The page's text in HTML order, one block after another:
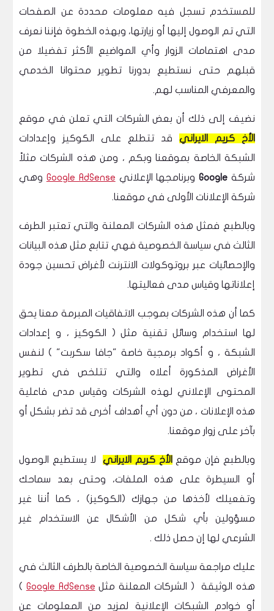
للمستخدم تسجل فيه معلومات محددة عن الصفحات
التي تم الوصول إليها أو زيارتها، وبهذه الخطوة فإننا نعرف
مدى اهتمامات الزوار وأي المواضيع الأكثر تفضيلا من
قبلهم حتى نستطيع بدورنا تطوير محتوانا الخدمي
والمعرفي المناسب لهم.
نضيف إلى ذلك أن بعض الشركات التي تعلن في موقع
الأخ كريم الايراني قد تتطلع على الكوكيز وإعدادات
الشبكة الخاصة بموقعنا وبكم ، ومن هذه الشركات مثلاً
شركة Googleوبرنامجها الإعلاني Google AdSense وهي
شركة الإعلانات الأولى في موقعنا.
وبالطبع فمثل هذه الشركات المعلنة والتي تعتبر الطرف
الثالث في سياسة الخصوصية فهي تتابع مثل هذه البيانات
والإحصائيات عبر بروتوكولات الانترنت لأغراض تحسين جودة
إعلاناتها وقياس مدى فعاليتها.
كما أن هذه الشركات بموجب الاتفاقيات المبرمة معنا يحق
لها استخدام وسائل تقنية مثل ( الكوكيز ، و إعدادات
الشبكة ، و أكواد برمجية خاصة "جافا سكربت" ) لنفس
الأغراض المذكورة أعلاه والتي تتلخص في تطوير
المحتوى الإعلاني لهذه الشركات وقياس مدى فاعلية
هذه الإعلانات ، من دون أي أهداف أخرى قد تضر بشكل أو
بآخر على زوار موقعنا.
وبالطبع فإن موقع الأخ كريم الايرانيلا يستطيع الوصول
أو السيطرة على هذه الملفات، وحتى بعد سماحك
وتفعيلك لأخذها من جهازك (الكوكيز) ، كما أننا غير
مسؤولين بأي شكل من الأشكال عن الاستخدام غير
الشرعي لها إن حصل ذلك .
عليك مراجعة سياسة الخصوصية الخاصة بالطرف الثالث في
هذه الوثيقة ( الشركات المعلنة مثل Google AdSense
)
أو خوادم الشبكات الإعلانية لمزيد من المعلومات عن